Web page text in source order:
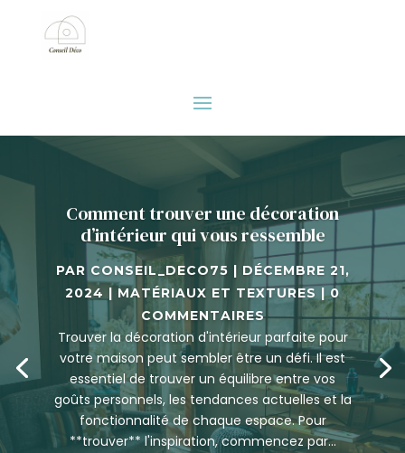
Comment trouver une décoration
d’intérieur qui vous ressemble
PAR CONSEIL_DECO75 | DÉCEMBRE 21,
2024 | MATÉRIAUX ET TEXTURES | 0
COMMENTAIRES
Trouver la décoration d'intérieur parfaite pour
votre maison peut sembler être un défi. Il est
essentiel de trouver un équilibre entre vos
goûts personnels, les tendances actuelles et la
fonctionnalité de chaque espace. Pour
**trouver** l'inspiration, commencez par...